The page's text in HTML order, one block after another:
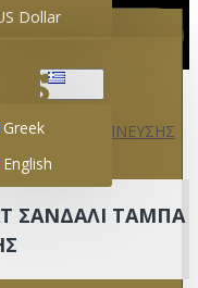
Dollar
Greek
English
ΤΑΜΠΑ ΕΜΠΝΕΥΣΗΣ
ΣΑΝΔΑΛΙ ΤΑΜΠΑ